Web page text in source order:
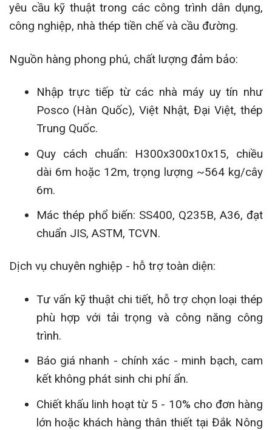
yêu cầu kỹ thuật trong các công trình dân dụng,
công nghiệp, nhà thép tiền chế và cầu đường.
Nguồn hàng phong phú, chất lượng đảm bảo:
Nhập trực tiếp từ các nhà máy uy tín như
Posco (Hàn Quốc), Việt Nhật, Đại Việt, thép
Trung Quốc.
Quy cách chuẩn: H300x300x10x15, chiều
dài 6m hoặc 12m, trọng lượng ~564 kg/cây
6m.
Mác thép phổ biến: SS400, Q235B, A36, đạt
chuẩn JIS, ASTM, TCVN.
Dịch vụ chuyên nghiệp - hỗ trợ toàn diện:
Tư vấn kỹ thuật chi tiết, hỗ trợ chọn loại thép
phù hợp với tải trọng và công năng công
trình.
Báo giá nhanh - chính xác - minh bạch, cam
kết không phát sinh chi phí ẩn.
Chiết khấu linh hoạt từ 5 - 10% cho đơn hàng
lớn hoặc khách hàng thân thiết tại Đắk Nông